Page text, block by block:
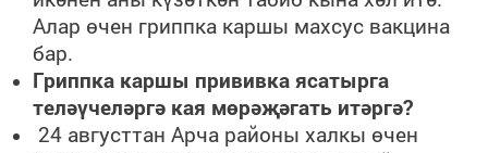
Алар өчен гриппка каршы махсус вакцина
бар.
Гриппка каршы прививка ясатырга
теләүчеләргә кая мөрәҗәгать итәргә?
24 августтан Арча районы халкы өчен